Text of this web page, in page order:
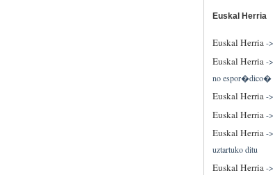
Euskal Herria
Euskal Herria->
Euskal Herria->
no espor�dico�
Euskal Herria->
Euskal Herria ->
Euskal Herria->
uztartuko ditu
Euskal Herria->